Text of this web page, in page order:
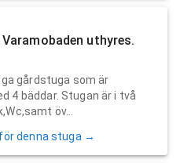
uthyres.
gårdstuga som är
4 bäddar. Stugan är i två
öv...
denna stuga →